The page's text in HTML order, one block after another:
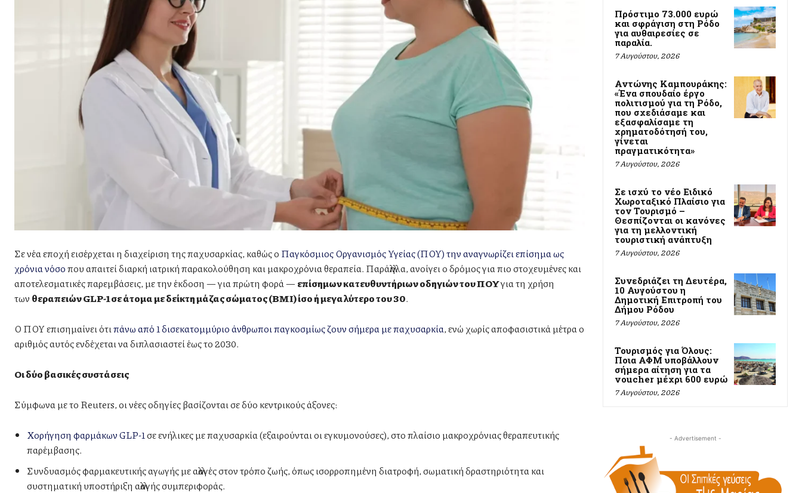
Σε νέα εποχή εισέρχεται η διαχείριση της παχυσαρκίας, καθώς ο Παγκόσμιος Οργανισμός Υγείας (ΠΟΥ) την αναγνωρίζει επίσημα ως
χρόνια νόσοπου απαιτεί διαρκή ιατρική παρακολούθηση και μακροχρόνια θεραπεία. Παράλληλα, ανοίγει ο δρόμος για πιο στοχευμένες και
αποτελεσματικές παρεμβάσεις, με την έκδοση — για πρώτη φορά — επίσημων κατευθυντήριων οδηγιών του ΠΟΥγια τη χρήση
των θεραπειών GLP-1 σε άτομα με δείκτη μάζας σώματος (BMI) ίσο ή μεγαλύτερο του 30.
Ο ΠΟΥ επισημαίνει ότιπάνω από 1 δισεκατομμύριο άνθρωποι παγκοσμίως ζουν σήμερα με παχυσαρκία, ενώ χωρίς αποφασιστικά μέτρα ο
αριθμός αυτός ενδέχεται να διπλασιαστεί έως το 2030.
Οι δύο βασικές συστάσεις
Σύμφωνα με το Reuters, οι νέες οδηγίες βασίζονται σε δύο κεντρικούς άξονες:
Χορήγηση φαρμάκων GLP-1 σε ενήλικες με παχυσαρκία (εξαιρούνται οι εγκυμονούσες), στο πλαίσιο μακροχρόνιας θεραπευτικής
παρέμβασης.
Συνδυασμός φαρμακευτικής αγωγής με αλλαγές στον τρόπο ζωής, όπως ισορροπημένη διατροφή, σωματική δραστηριότητα και
συστηματική υποστήριξη αλλαγής συμπεριφοράς.
Πρόστιμο 73.000 ευρώ
και σφράγιση στη Ρόδο
για αυθαιρεσίες σε
παραλία.
7 Αυγούστου, 2026
Αντώνης Καμπουράκης:
«Ένα σπουδαίο έργο
πολιτισμού για τη Ρόδο,
που σχεδιάσαμε και
εξασφαλίσαμε τη
χρηματοδότησή του,
γίνεται
πραγματικότητα»
7 Αυγούστου, 2026
Σε ισχύ το νέο Ειδικό
Χωροταξικό Πλαίσιο για
τον Τουρισμό –
Θεσπίζονται οι κανόνες
για τη μελλοντική
τουριστική ανάπτυξη
7 Αυγούστου, 2026
Συνεδριάζει τη Δευτέρα,
10 Αυγούστου η
Δημοτική Επιτροπή του
Δήμου Ρόδου
7 Αυγούστου, 2026
Τουρισμός για Όλους:
Ποια ΑΦΜ υποβάλλουν
σήμερα αίτηση για τα
voucher μέχρι 600 ευρώ
7 Αυγούστου, 2026
- Advertisement -